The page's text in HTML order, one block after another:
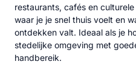
restaurants, cafés en
waar je je snel thuis voelt en
ontdekken valt. Ideaal als je
stedelijke omgeving met
handbereik.